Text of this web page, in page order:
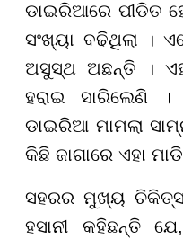
ଡାଇରିଆରେ ପୀଡିତ
ସଂଖ୍ୟା ବଢିଥିଲା ।
ଅସୁସ୍ଥ ଅଛନ୍ତି ।
ହରାଇ ସାରିଲେଣି ।
ଡାଇରିଆ ମାମଲା
କିଛି ଜାଗାରେ ଏହା
ସହରର ମୁଖ୍ୟ
ହସାନୀ କହିଛନ୍ତି